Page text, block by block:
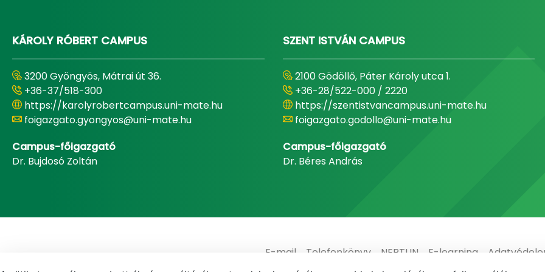
KÁROLY RÓBERT CAMPUS
3200 Gyöngyös, Mátrai út 36.
+36-37/518-300
https://karolyrobertcampus.uni-mate.hu
foigazgato.gyongyos@uni-mate.hu
Campus-főigazgató
Dr. Bujdosó Zoltán
SZENT ISTVÁN CAMPUS
2100 Gödöllő, Páter Károly utca 1.
+36-28/522-000 / 2220
https://szentistvancampus.uni-mate.hu
foigazgato.godollo@uni-mate.hu
Campus-főigazgató
Dr. Béres András
E-mail Telefonkönyv NEPTUN E-learning